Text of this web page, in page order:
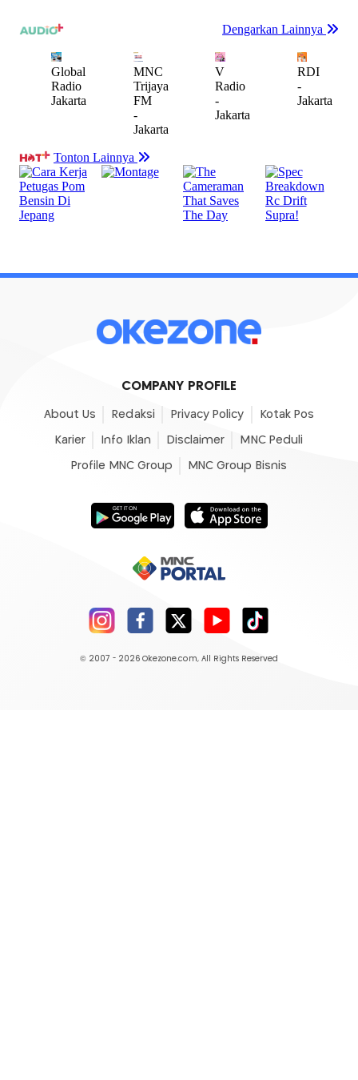
COMPANY PROFILE
About Us Redaksi Privacy Policy Kotak Pos
Karier Info Iklan Disclaimer MNC Peduli
Profile MNC Group MNC Group Bisnis
© 2007 - 2026 Okezone.com, All Rights Reserved